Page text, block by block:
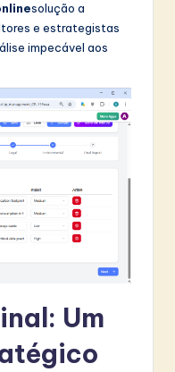
solução a
e estrategistas
impecável aos
Um